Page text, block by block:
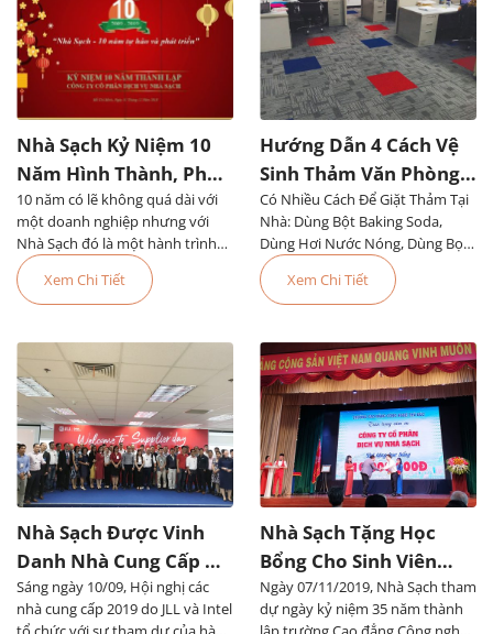
10 năm có lẽ không quá dài với
một doanh nghiệp nhưng với
Nhà Sạch đó là một hành trình
đầy tự hào. Chúng tôi...
Nhà Sạch Kỷ Niệm 10
Năm Hình Thành, Phát
Triển Đáng Tự Hào
Xem Chi Tiết
Có Nhiều Cách Để Giặt Thảm Tại
Nhà: Dùng Bột Baking Soda,
Dùng Hơi Nước Nóng, Dùng Bọt,
Dùng Thiết Bị Chuyên Dụng Hoặc
Thuê Dịch Vụ Vệ Sinh Thảm Văn
Phòng TPHCM
Hướng Dẫn 4 Cách Vệ
Sinh Thảm Văn Phòng
Đơn Giản, Dễ Làm
Xem Chi Tiết
Sáng ngày 10/09, Hội nghị các
nhà cung cấp 2019 do JLL và Intel
Nhà Sạch Được Vinh
Danh Nhà Cung Cấp Uy
Tín Của Tập Đoàn JLL
Ngày 07/11/2019, Nhà Sạch tham
dự ngày kỷ niệm 35 năm thành
Nhà Sạch Tặng Học
Bổng Cho Sinh Viên
Trường Cao Đẳng Công
Nghệ Thủ Đức